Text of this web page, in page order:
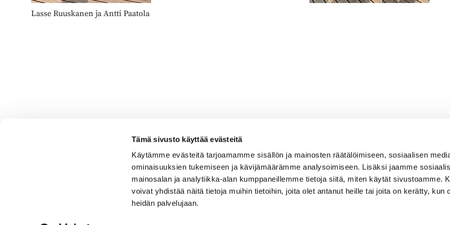
Tämä sivusto käyttää evästeitä
Käytämme evästeitä tarjoamamme sisällön ja mainosten räätälöimiseen, sosiaalisen
ominaisuuksien tukemiseen ja kävijämäärämme analysoimiseen. Lisäksi jaamme
mainosalan ja analytiikka-alan kumppaneillemme tietoja siitä, miten käytät sivustoamme.
voivat yhdistää näitä tietoja muihin tietoihin, joita olet antanut heille tai joita on kerätty, kun
heidän palvelujaan.
Lasse Ruuskanen ja Antti Paatola
Nurmikartanontie 5,02920 Espoo
Caddiemaster
010 501 3100